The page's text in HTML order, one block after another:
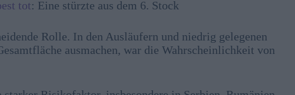
tot: Eine stürzte aus dem 6. Stock
Rolle. In den Ausläufern und niedrig gelegenen
ausmachen, war die Wahrscheinlichkeit von